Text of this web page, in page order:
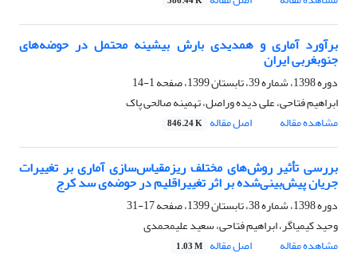
برآورد آماری و همدیدی بارش بیشینه محتمل در حوضه‌های
جنوبغربی ایران
دوره 1398، شماره 39، تابستان 1399، صفحه
1-14
ابراهیم فتاحی، علی دیده وراصل، تهمینه صالحی پاک
مشاهده مقاله
اصل مقاله 846.24 K
بررسی تأثیر روش‌های مختلف ریزمقیاس‌‌سازی آماری بر تغییرات
جریان پیش‌بینی‌شده بر اثر تغییراقلیم در حوضه‌ی سد کرج
دوره 1398، شماره 38، تابستان 1399، صفحه
17-31
وحید کیمیاگر، ابراهیم فتاحی، سعید علیمحمدی
مشاهده مقاله
اصل مقاله 1.03 M